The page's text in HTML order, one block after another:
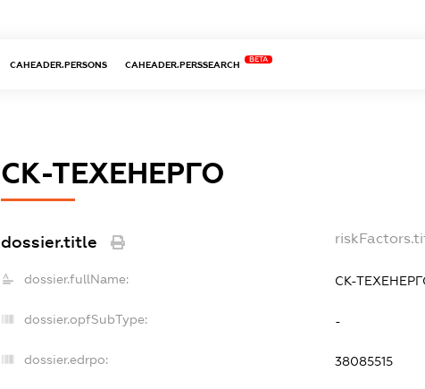
CAHEADER.PERSONS CAHEADER.PERSSEARCH
BETA
СК-ТЕХЕНЕРГО
dossier.title
dossier.fullName: СК-
dossier.opfSubType: -
dossier.edrpo: 38085515